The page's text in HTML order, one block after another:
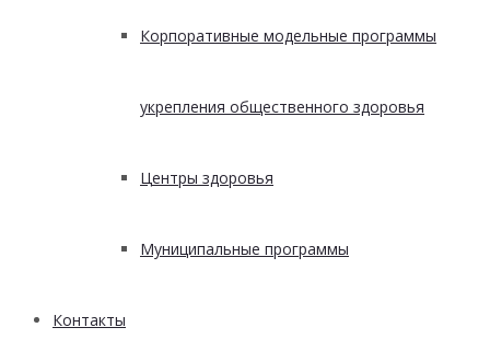
Корпоративные модельные программы
укрепления общественного здоровья
Центры здоровья
Муниципальные программы
Контакты